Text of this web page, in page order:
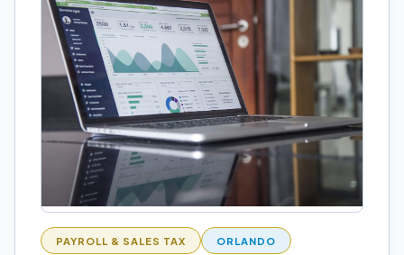
PAYROLL & SALES TAX ORLANDO